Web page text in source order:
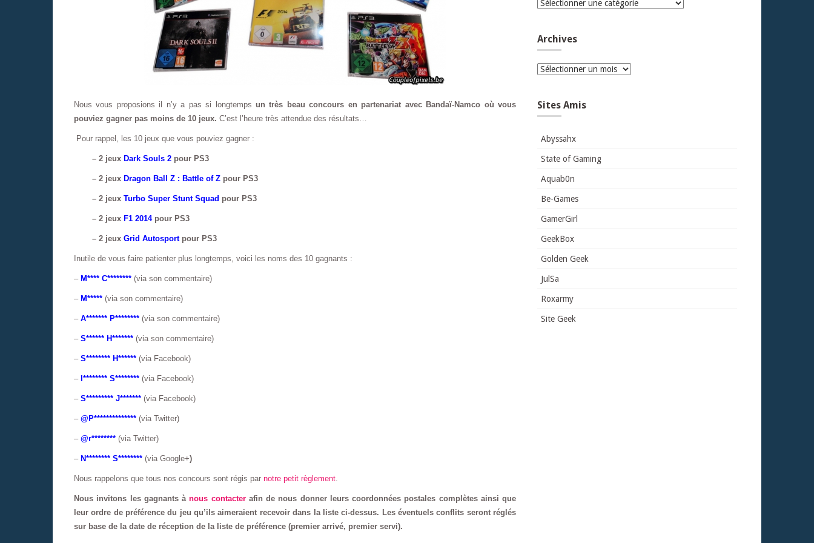
Nous vous proposions il n’y a pas si longtemps un très beau concours en partenariat avec Bandaï-Namco où vous
pouviez gagner pas moins de 10 jeux. C’est l’heure très attendue des résultats…
Pour rappel, les 10 jeux que vous pouviez gagner :
– 2 jeux Dark Souls 2 pour PS3
– 2 jeux Dragon Ball Z : Battle of Z pour PS3
– 2 jeux Turbo Super Stunt Squad pour PS3
– 2 jeux F1 2014pour PS3
– 2 jeux Grid Autosportpour PS3
Inutile de vous faire patienter plus longtemps, voici les noms des 10 gagnants :
– M**** C******** (via son commentaire)
– M***** (via son commentaire)
– A******* P******** (via son commentaire)
– S****** H******* (via son commentaire)
– S******** H****** (via Facebook)
– I******** S******** (via Facebook)
– S********* J******* (via Facebook)
– @P************** (via Twitter)
– @r******** (via Twitter)
– N******** S******** (via Google+)
Nous rappelons que tous nos concours sont régis par notre petit règlement
Nous invitons les gagnants ànous contacterafin de nous donner leurs coordonnées postales complètes ainsi que
leur ordre de préférence du jeu qu’ils aimeraient recevoir dans la liste ci-dessus. Les éventuels conflits seront réglés
sur base de la date de réception de la liste de préférence (premier arrivé, premier servi).
Catégories
Archives
Archives
Sites Amis
Abyssahx
State of Gaming
Aquab0n
Be-Games
GamerGirl
GeekBox
Golden Geek
JulSa
Roxarmy
Site Geek